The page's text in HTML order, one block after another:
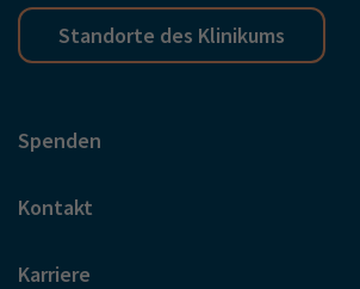
Standorte des Klinikums
Spenden
Kontakt
Karriere